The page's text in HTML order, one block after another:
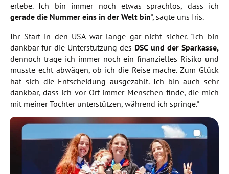
erlebe. Ich bin immer noch etwas sprachlos, dass ich
gerade die Nummer eins in der Welt bin", sagte uns Iris.
Ihr Start in den USA war lange gar nicht sicher. "Ich bin
dankbar für die Unterstützung des DSC und der Sparkasse,
dennoch trage ich immer noch ein finanzielles Risiko und
musste echt abwägen, ob ich die Reise mache. Zum Glück
hat sich die Entscheidung ausgezahlt. Ich bin auch sehr
dankbar, dass ich vor Ort immer Menschen finde, die mich
mit meiner Tochter unterstützen, während ich springe."